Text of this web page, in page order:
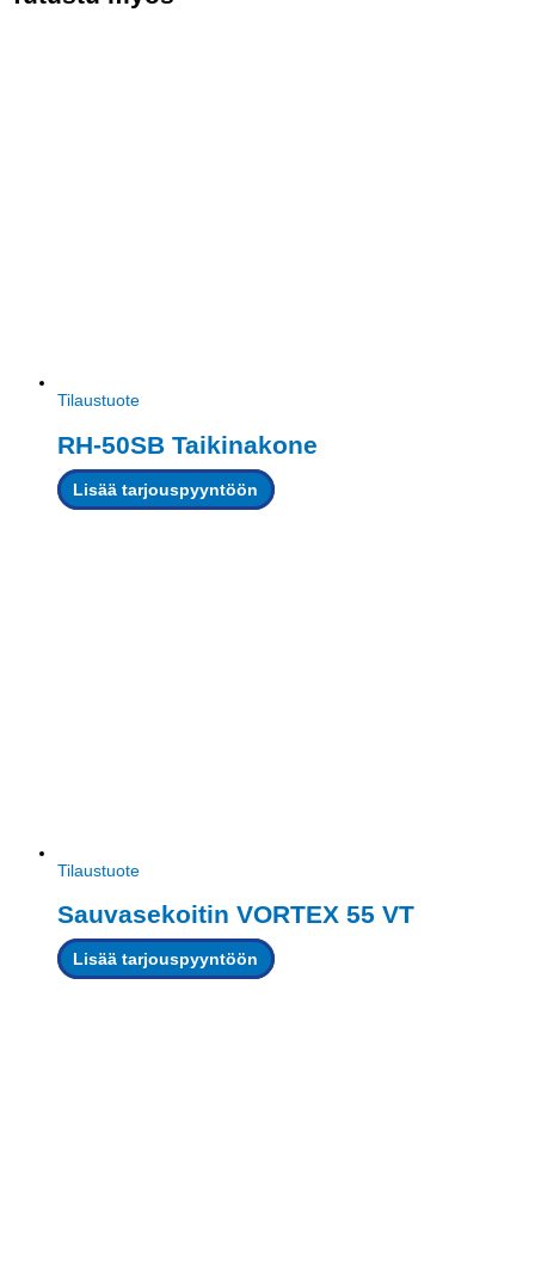
Tilaustuote
RH-50SB Taikinakone
Lisää tarjouspyyntöön
Tilaustuote
Sauvasekoitin VORTEX 55 VT
Lisää tarjouspyyntöön